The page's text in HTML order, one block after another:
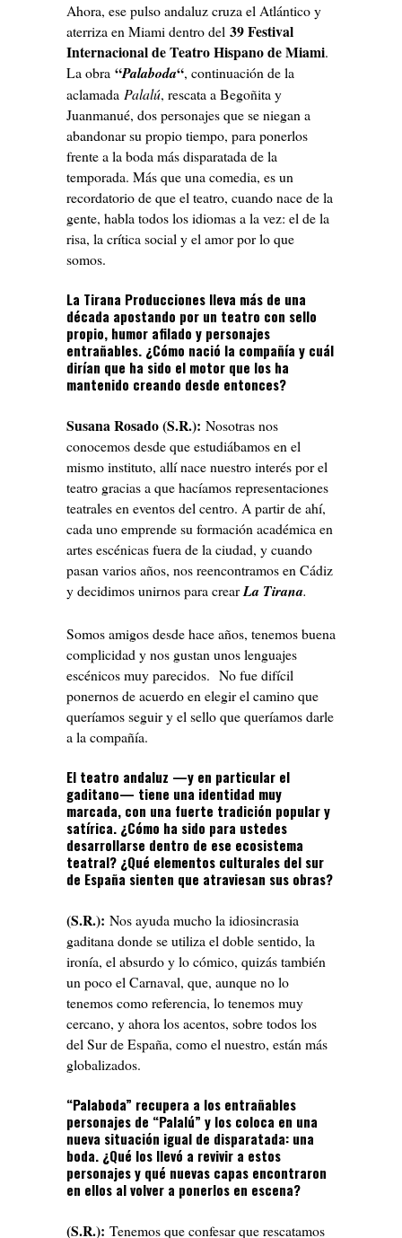
Ahora, ese pulso andaluz cruza el Atlántico y
aterriza en Miami dentro del 39 Festival
Internacional de Teatro Hispano de Miami.
La obra “Palaboda“, continuación de la
aclamada Palalú, rescata a Begoñita y
Juanmanué, dos personajes que se niegan a
abandonar su propio tiempo, para ponerlos
frente a la boda más disparatada de la
temporada. Más que una comedia, es un
recordatorio de que el teatro, cuando nace de la
gente, habla todos los idiomas a la vez: el de la
risa, la crítica social y el amor por lo que
somos.
La Tirana Producciones lleva más de una
década apostando por un teatro con sello
propio, humor afilado y personajes
entrañables. ¿Cómo nació la compañía y cuál
dirían que ha sido el motor que los ha
mantenido creando desde entonces?
Susana Rosado (S.R.): Nosotras nos
conocemos desde que estudiábamos en el
mismo instituto, allí nace nuestro interés por el
teatro gracias a que hacíamos representaciones
teatrales en eventos del centro. A partir de ahí,
cada uno emprende su formación académica en
artes escénicas fuera de la ciudad, y cuando
pasan varios años, nos reencontramos en Cádiz
y decidimos unirnos para crearLa Tirana.
Somos amigos desde hace años, tenemos buena
complicidad y nos gustan unos lenguajes
escénicos muy parecidos. No fue difícil
ponernos de acuerdo en elegir el camino que
queríamos seguir y el sello que queríamos darle
a la compañía.
El teatro andaluz —y en particular el
gaditano— tiene una identidad muy
marcada, con una fuerte tradición popular y
satírica. ¿Cómo ha sido para ustedes
desarrollarse dentro de ese ecosistema
teatral? ¿Qué elementos culturales del sur
de España sienten que atraviesan sus obras?
(S.R.): Nos ayuda mucho la idiosincrasia
gaditana donde se utiliza el doble sentido, la
ironía, el absurdo y lo cómico, quizás también
un poco el Carnaval, que, aunque no lo
tenemos como referencia, lo tenemos muy
cercano, y ahora los acentos, sobre todos los
del Sur de España, como el nuestro, están más
globalizados.
“Palaboda” recupera a los entrañables
personajes de “Palalú” y los coloca en una
nueva situación igual de disparatada: una
boda. ¿Qué los llevó a revivir a estos
personajes y qué nuevas capas encontraron
en ellos al volver a ponerlos en escena?
(S.R.): Tenemos que confesar que rescatamos